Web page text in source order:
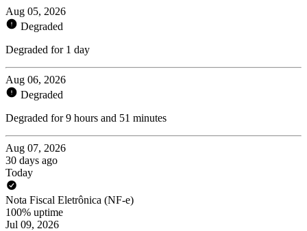
Aug 05, 2026
Degraded
Degraded for 1 day
Aug 06, 2026
Degraded
Degraded for 9 hours and 51 minutes
Aug 07, 2026
30 days ago
Today
Nota Fiscal Eletrônica (NF-e)
100% uptime
Jul 09, 2026